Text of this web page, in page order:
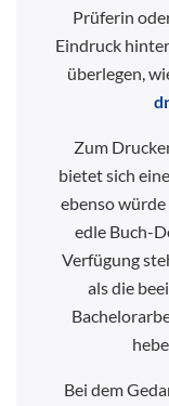
Prüferin
Eindruck
überlegen,
Zum
bietet sich
ebenso
edle Buch-
Verfügung
als die
Bei dem